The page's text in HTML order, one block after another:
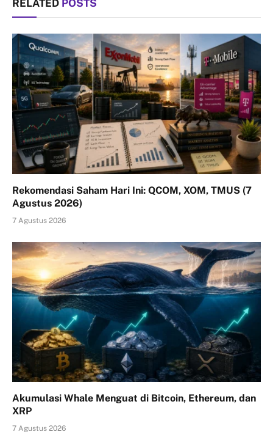
RELATED POSTS
Rekomendasi Saham Hari Ini: QCOM, XOM, TMUS (7
Agustus 2026)
7 Agustus 2026
Akumulasi Whale Menguat di Bitcoin, Ethereum, dan
XRP
7 Agustus 2026